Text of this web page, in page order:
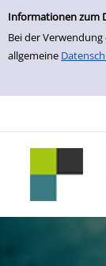
Einfache
Informationen zum
Bei der
allgemeine
zur Navigation springen
zum Inhalt springen
Zu den Suchfiltern
Zur Trefferliste springen